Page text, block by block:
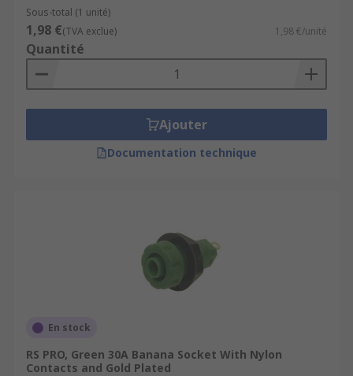
Sous-total (1 unité)
1,98 €(TVA exclue) 1,98 €/unité
Quantité
Ajouter
Documentation technique
En stock
RS PRO, Green 30A Banana Socket With Nylon
Contacts and Gold Plated